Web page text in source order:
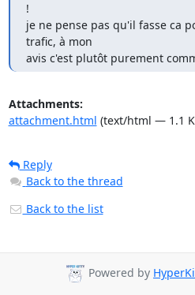
!
je ne pense pas qu'il fasse ca
trafic, à mon
avis c'est plutôt purement
Attachments:
attachment.html (text/html — 1.1
Reply
Back to the thread
Back to the list
Powered by